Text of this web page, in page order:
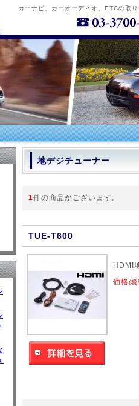
カーナビ、カーオーディオ、ETCの取
地デジチューナー
1件の商品がございます。
TUE-T600
HDMI
価格(税